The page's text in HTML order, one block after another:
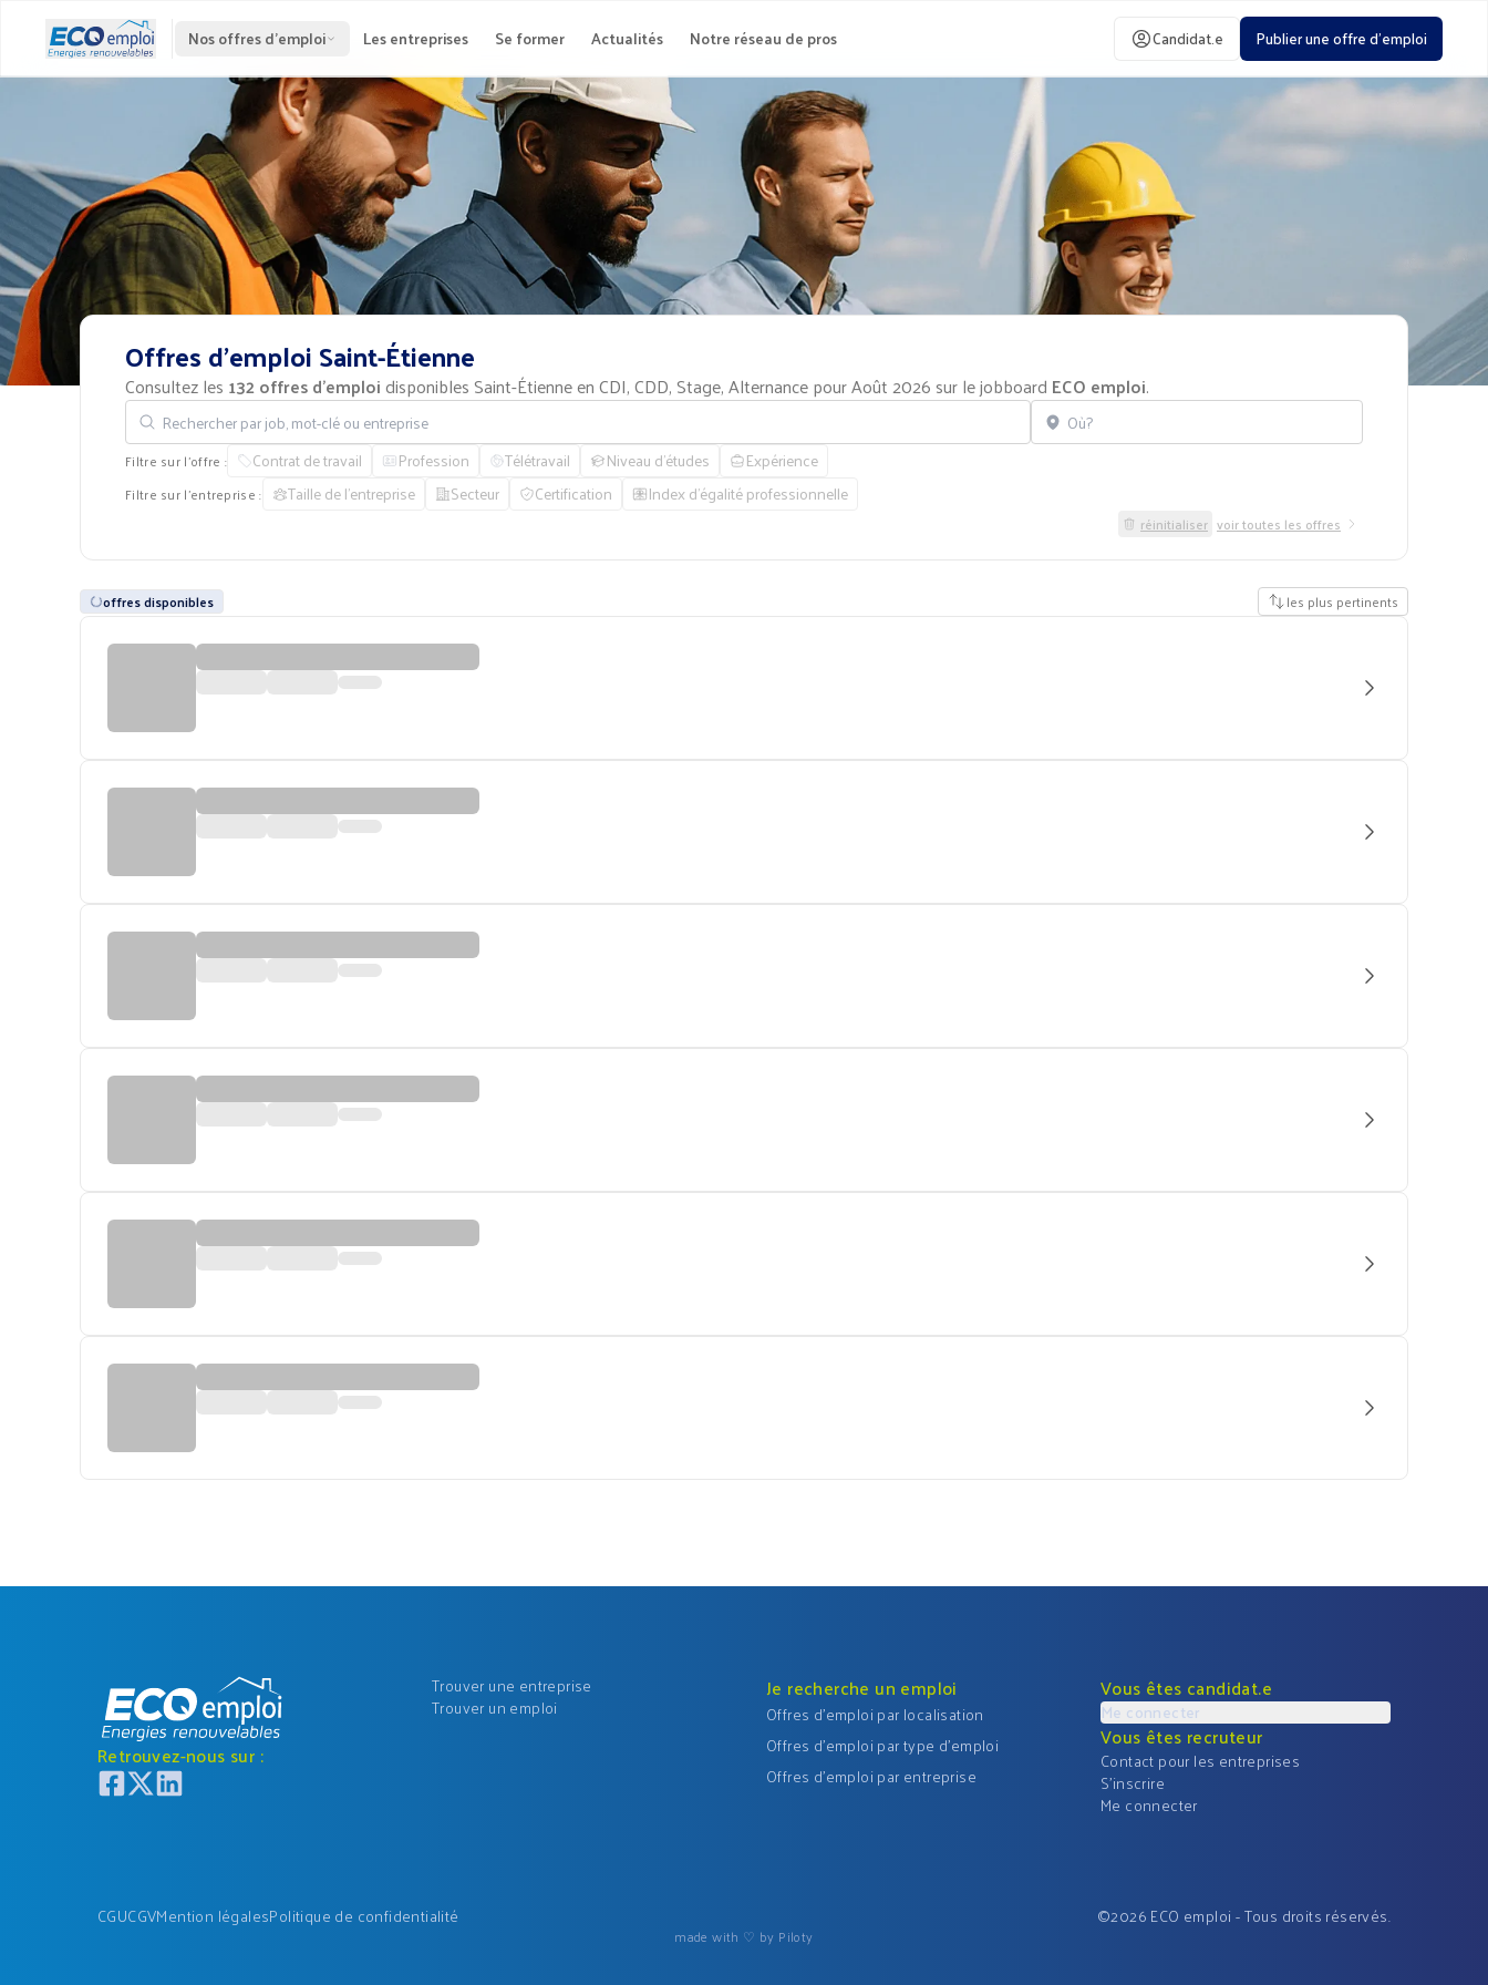
Nos offres d'emploi Les entreprises Se former Actualités Notre réseau de pros Candidat.e Publier une offre d'emploi
Offresd'emploiSaint-Étienne
Consultez les 132 offres d'emploi disponibles Saint-Étienne en CDI, CDD, Stage, Alternance pour Août 2026 sur le jobboard ECO emploi.
Rechercher par job, mot-clé ou entreprise Localisation
Filtre sur l'offre : Contrat de travail Profession Télétravail Niveau d'études Expérience
Filtre sur l'entreprise : Taille de l'entreprise Secteur Certification Index d'égalité professionnelle
réinitialiser voir toutes les offres
offres disponibles les plus pertinents
Retrouvez-nous sur :
Trouver une entreprise
Trouver un emploi
Je recherche un emploi
Offres d'emploi par localisation
Offres d'emploi par type d'emploi
Offres d'emploi par entreprise
Vous êtes candidat.e
Me connecter
Vous êtes recruteur
Contact pour les entreprises
S'inscrire
Me connecter
CGUCGVMention légalesPolitique de confidentialité ©2026 ECO emploi - Tous droits réservés.
made with ♡ by Piloty